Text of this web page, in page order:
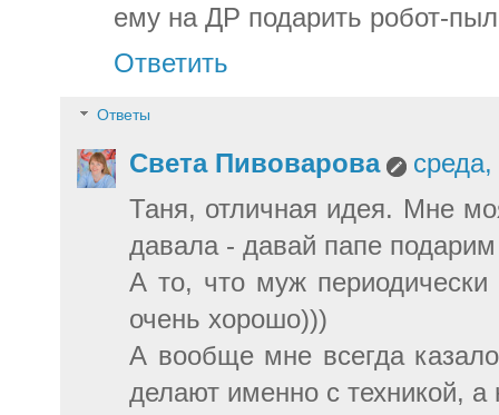
ему на ДР подарить робот-
Ответить
Ответы
Света Пивоварова
Таня, отличная идея. Мне
давала - давай папе
А то, что муж
очень хорошо)))
А вообще мне всегда
делают именно с техникой, а